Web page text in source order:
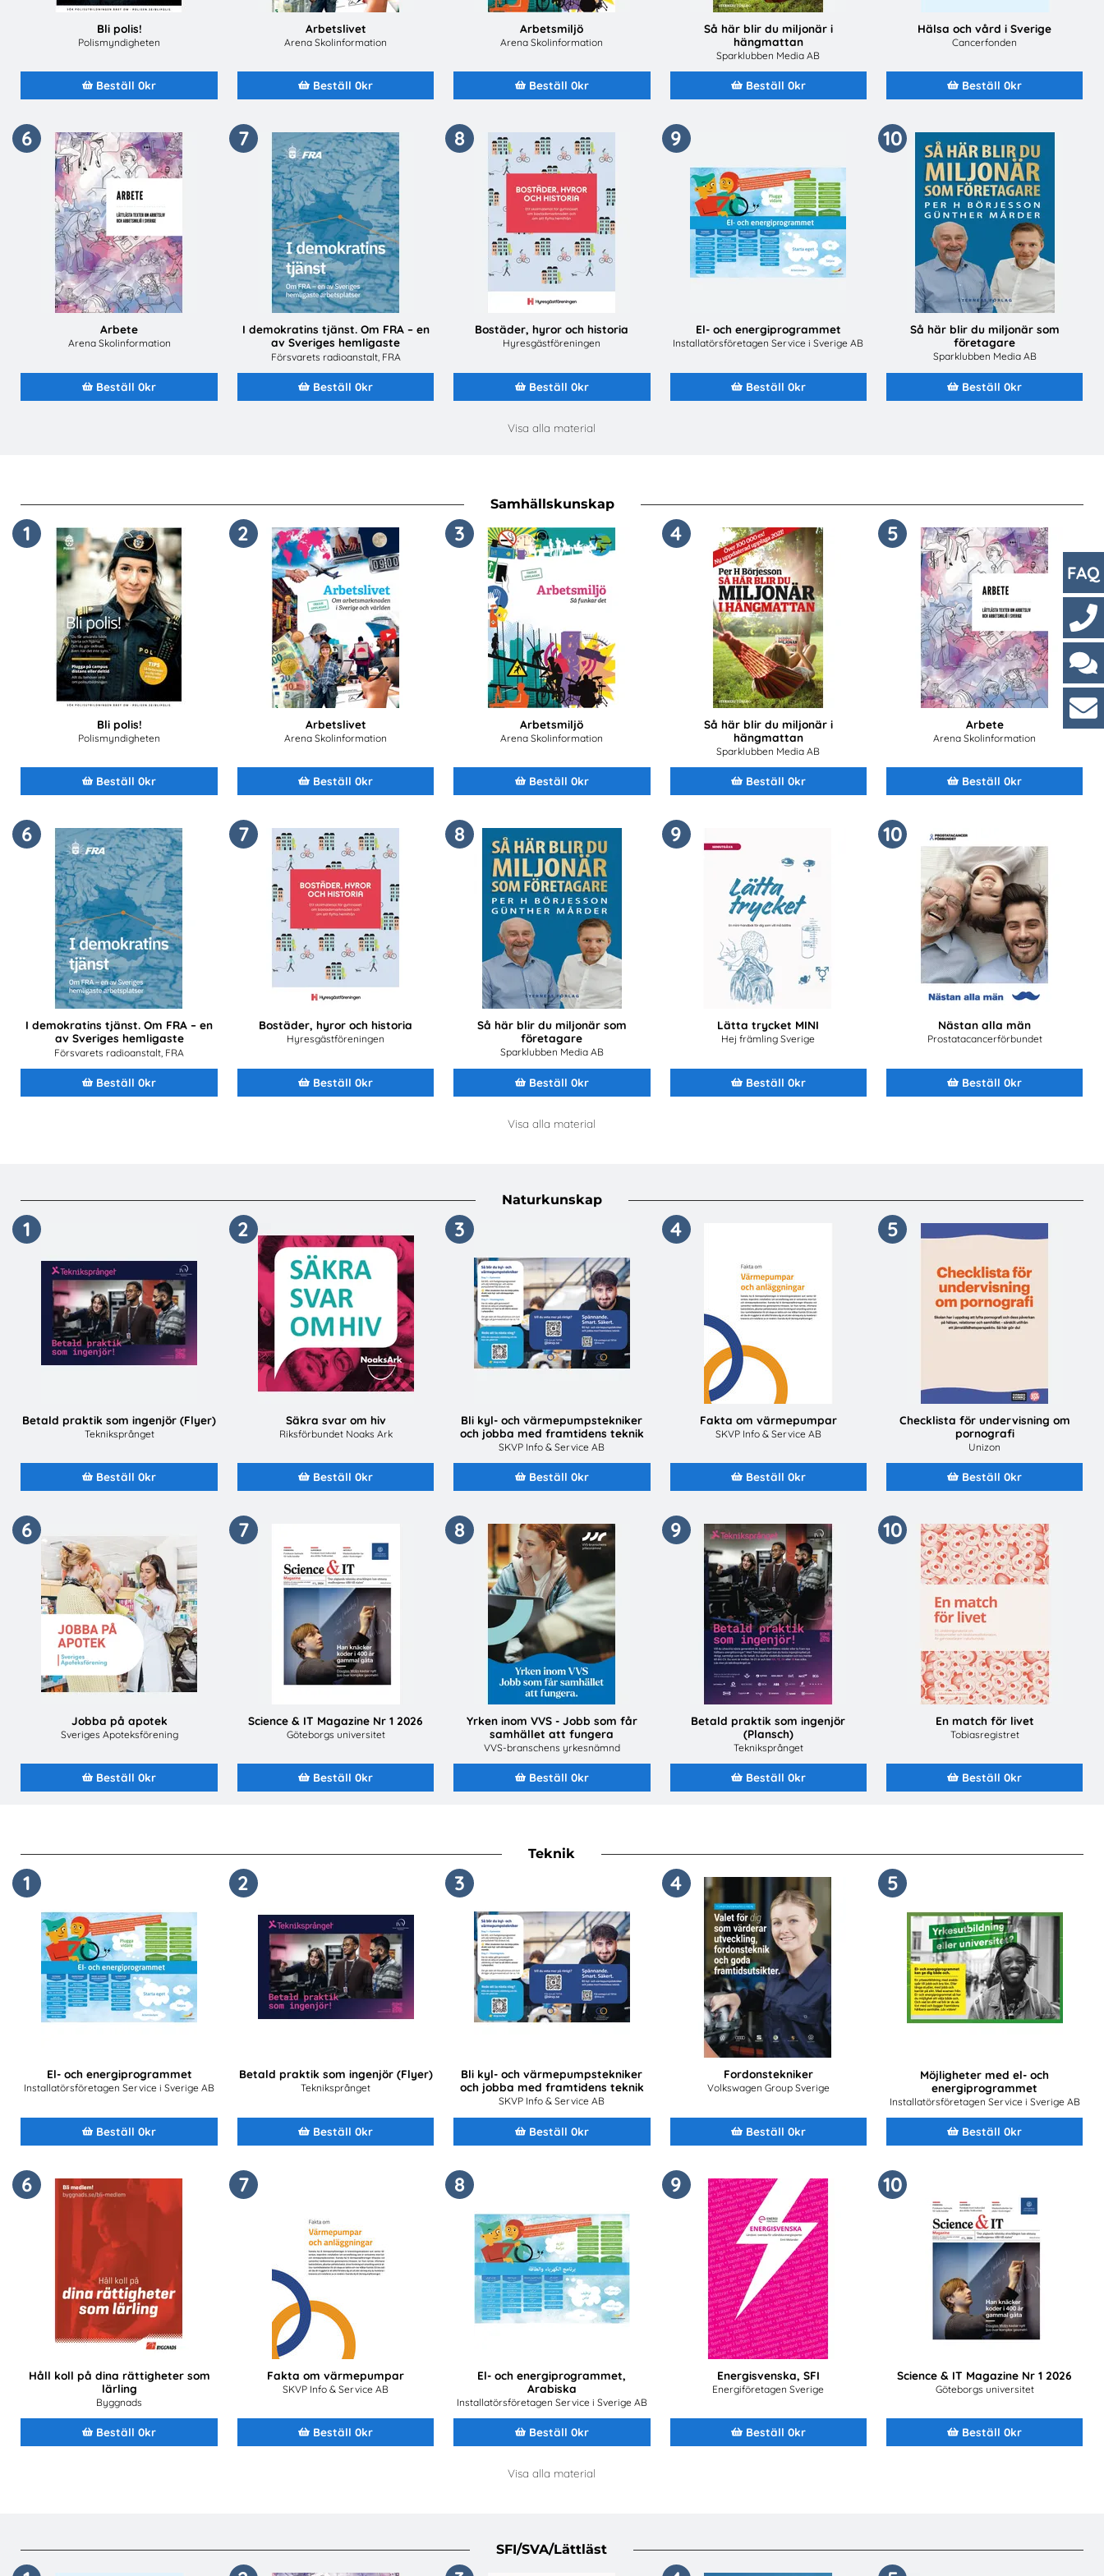
Bli polis!
Polismyndigheten
Beställ 0kr
Arbetslivet
Arena Skolinformation
Beställ 0kr
Arbetsmiljö
Arena Skolinformation
Beställ 0kr
Så här blir du miljonär i
hängmattan
Sparklubben Media AB
Beställ 0kr
Hälsa och vård i Sverige
Cancerfonden
Beställ 0kr
6
Arbete
Arena Skolinformation
Beställ 0kr
7
I demokratins tjänst. Om FRA – en
av Sveriges hemligaste
arbetsplatser
Försvarets radioanstalt, FRA
Beställ 0kr
8
Bostäder, hyror och historia
Hyresgästföreningen
Beställ 0kr
9
El- och energiprogrammet
Installatörsföretagen Service i Sverige AB
Beställ 0kr
10
Så här blir du miljonär som
företagare
Sparklubben Media AB
Beställ 0kr
Visa alla material
Samhällskunskap
1
Bli polis!
Polismyndigheten
Beställ 0kr
2
Arbetslivet
Arena Skolinformation
Beställ 0kr
3
Arbetsmiljö
Arena Skolinformation
Beställ 0kr
4
Så här blir du miljonär i
hängmattan
Sparklubben Media AB
Beställ 0kr
5
Arbete
Arena Skolinformation
Beställ 0kr
6
I demokratins tjänst. Om FRA – en
av Sveriges hemligaste
arbetsplatser
Försvarets radioanstalt, FRA
Beställ 0kr
7
Bostäder, hyror och historia
Hyresgästföreningen
Beställ 0kr
8
Så här blir du miljonär som
företagare
Sparklubben Media AB
Beställ 0kr
9
Lätta trycket MINI
Hej främling Sverige
Beställ 0kr
10
Nästan alla män
Prostatacancerförbundet
Beställ 0kr
Visa alla material
Naturkunskap
1
Betald praktik som ingenjör (Flyer)
Tekniksprånget
Beställ 0kr
2
Säkra svar om hiv
Riksförbundet Noaks Ark
Beställ 0kr
3
Bli kyl- och värmepumpstekniker
och jobba med framtidens teknik
SKVP Info & Service AB
Beställ 0kr
4
Fakta om värmepumpar
SKVP Info & Service AB
Beställ 0kr
5
Checklista för undervisning om
pornografi
Unizon
Beställ 0kr
6
Jobba på apotek
Sveriges Apoteksförening
Beställ 0kr
7
Science & IT Magazine Nr 1 2026
Göteborgs universitet
Beställ 0kr
8
Yrken inom VVS - Jobb som får
samhället att fungera
VVS-branschens yrkesnämnd
Beställ 0kr
9
Betald praktik som ingenjör
(Plansch)
Tekniksprånget
Beställ 0kr
10
En match för livet
Tobiasregistret
Beställ 0kr
Teknik
1
El- och energiprogrammet
Installatörsföretagen Service i Sverige AB
Beställ 0kr
2
Betald praktik som ingenjör (Flyer)
Tekniksprånget
Beställ 0kr
3
Bli kyl- och värmepumpstekniker
och jobba med framtidens teknik
SKVP Info & Service AB
Beställ 0kr
4
Fordonstekniker
Volkswagen Group Sverige
Beställ 0kr
5
Möjligheter med el- och
energiprogrammet
Installatörsföretagen Service i Sverige AB
Beställ 0kr
6
Håll koll på dina rättigheter som
lärling
Byggnads
Beställ 0kr
7
Fakta om värmepumpar
SKVP Info & Service AB
Beställ 0kr
8
El- och energiprogrammet,
Arabiska
Installatörsföretagen Service i Sverige AB
Beställ 0kr
9
Energisvenska, SFI
Energiföretagen Sverige
Beställ 0kr
10
Science & IT Magazine Nr 1 2026
Göteborgs universitet
Beställ 0kr
Visa alla material
SFI/SVA/Lättläst
FAQ